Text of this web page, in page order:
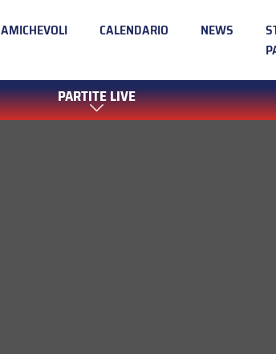
AMICHEVOLI CALENDARIO NEWS
PARTITE LIVE